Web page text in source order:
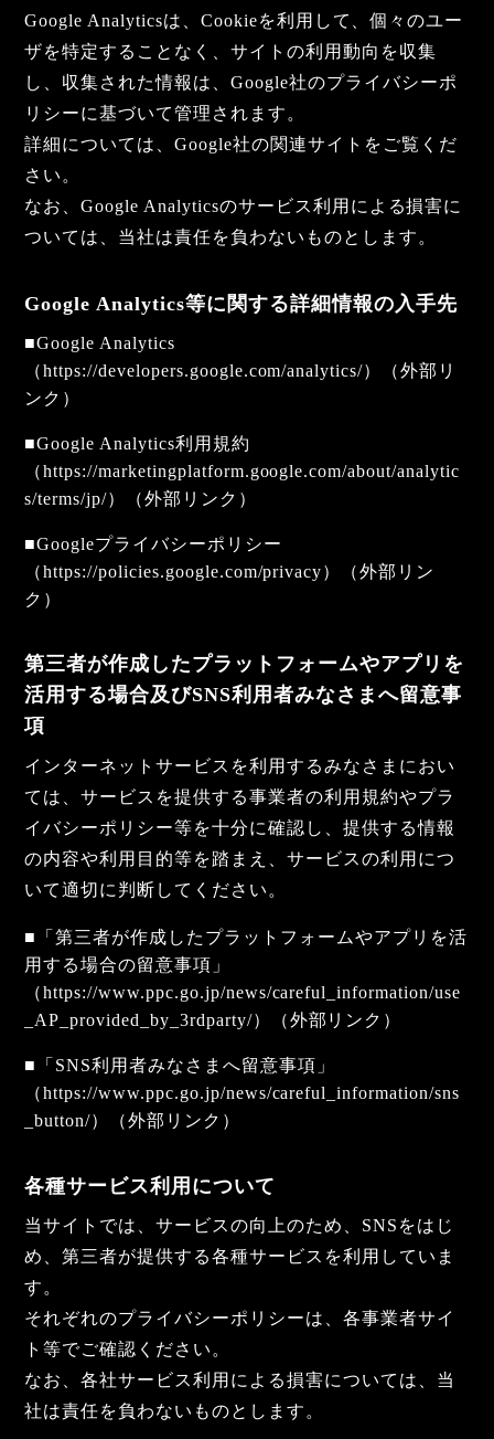
Google Analyticsは、Cookieを利用して、個々のユー
ザを特定することなく、サイトの利用動向を収集
し、収集された情報は、Google社のプライバシーポ
リシーに基づいて管理されます。
詳細については、Google社の関連サイトをご覧くだ
さい。
なお、Google Analyticsのサービス利用による損害に
ついては、当社は責任を負わないものとします。
Google Analytics等に関する詳細情報の入手先
■Google Analytics
（https://developers.google.com/analytics/）（外部リ
ンク）
■Google Analytics利用規約
（https://marketingplatform.google.com/about/analytic
s/terms/jp/）（外部リンク）
■Googleプライバシーポリシー
（https://policies.google.com/privacy）（外部リン
ク）
第三者が作成したプラットフォームやアプリを
活用する場合及びSNS利用者みなさまへ留意事
項
インターネットサービスを利用するみなさまにおい
ては、サービスを提供する事業者の利用規約やプラ
イバシーポリシー等を十分に確認し、提供する情報
の内容や利用目的等を踏まえ、サービスの利用につ
いて適切に判断してください。
■「第三者が作成したプラットフォームやアプリを活
用する場合の留意事項」
（https://www.ppc.go.jp/news/careful_information/use
_AP_provided_by_3rdparty/）（外部リンク）
■「SNS利用者みなさまへ留意事項」
（https://www.ppc.go.jp/news/careful_information/sns
_button/）（外部リンク）
各種サービス利用について
当サイトでは、サービスの向上のため、SNSをはじ
め、第三者が提供する各種サービスを利用していま
す。
それぞれのプライバシーポリシーは、各事業者サイ
ト等でご確認ください。
なお、各社サービス利用による損害については、当
社は責任を負わないものとします。